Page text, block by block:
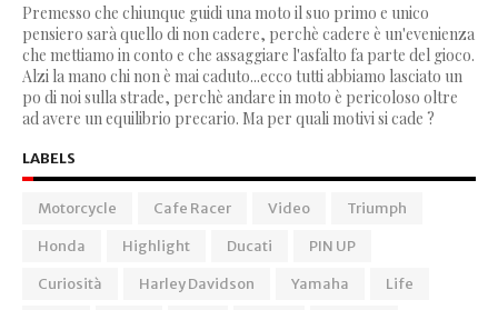
Premesso che chiunque guidi una moto il suo primo e unico
pensiero sarà quello di non cadere, perchè cadere è un'evenienza
che mettiamo in conto e che assaggiare l'asfalto fa parte del gioco.
Alzi la mano chi non è mai caduto...ecco tutti abbiamo lasciato un
po di noi sulla strade, perchè andare in moto è pericoloso oltre
ad avere un equilibrio precario. Ma per quali motivi si cade ?
LABELS
Motorcycle Cafe Racer Video
Triumph
Honda
Highlight Ducati
PIN UP
Curiosità
Harley Davidson Yamaha
Life